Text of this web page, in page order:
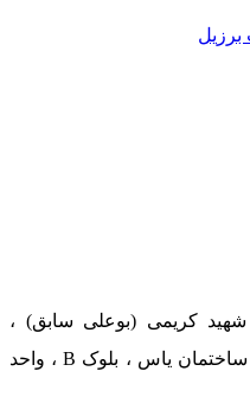
شهید کریمی (بوعلی سابق) ،
نرسیده به چهار راه اسدی ، پلاک ۲ ساختمان یاس ، بلوک B ، واحد